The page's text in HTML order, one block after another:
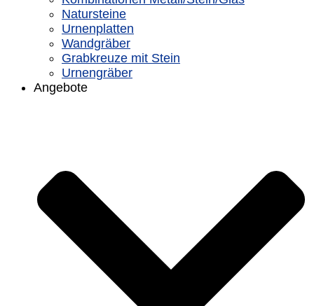
Natursteine
Urnenplatten
Wandgräber
Grabkreuze mit Stein
Urnengräber
Angebote